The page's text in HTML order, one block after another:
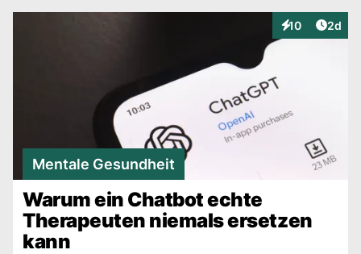
10
Interaktionen
2d
Mentale Gesundheit
Warum ein Chatbot echte
Therapeuten niemals ersetzen
kann